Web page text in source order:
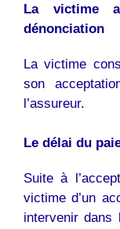
La victime
dénonciation
La victime
son
l’assureur.
Le délai du
Suite à
victime d’un
intervenir dans